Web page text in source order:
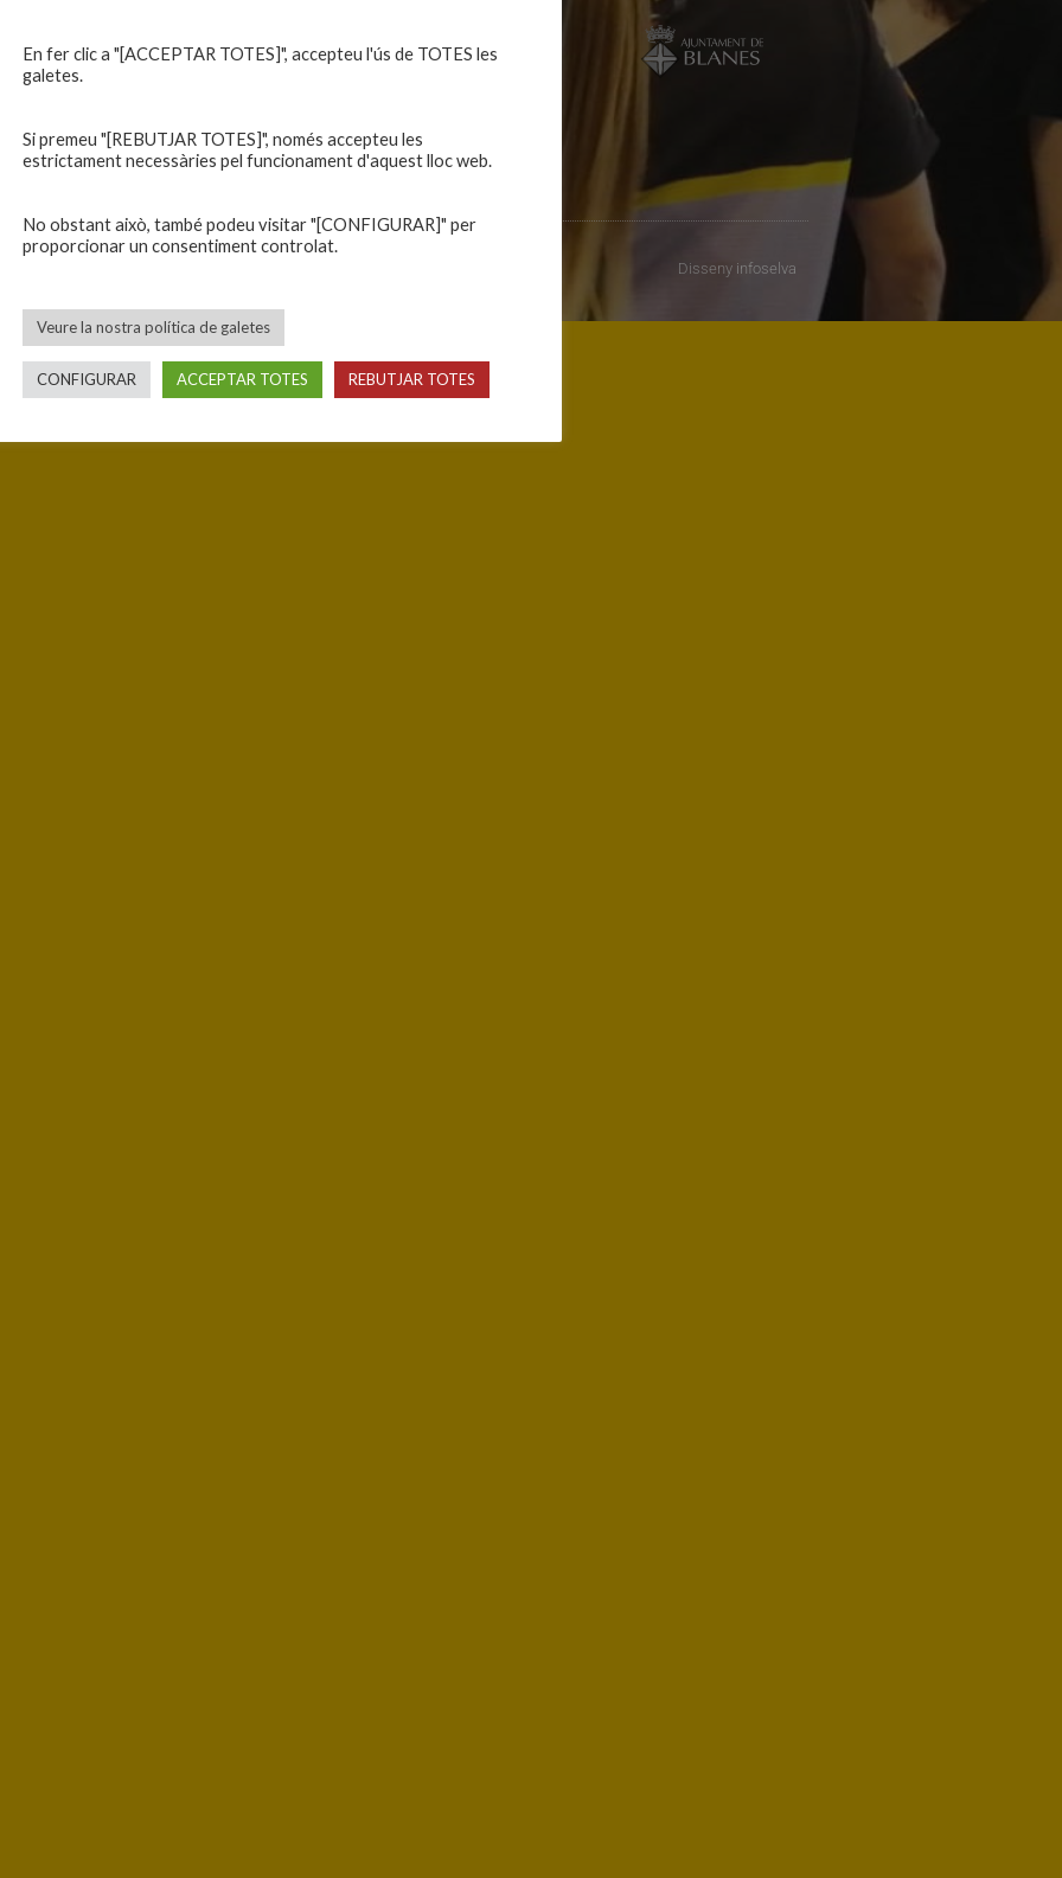
Disseny infoselva
En fer clic a "[ACCEPTAR TOTES]", accepteu l'ús de TOTES les
galetes.
Si premeu "[REBUTJAR TOTES]", només accepteu les
estrictament necessàries pel funcionament d'aquest lloc web.
No obstant això, també podeu visitar "[CONFIGURAR]" per
proporcionar un consentiment controlat.
Veure la nostra política de galetes
CONFIGURAR ACCEPTAR TOTES REBUTJAR TOTES